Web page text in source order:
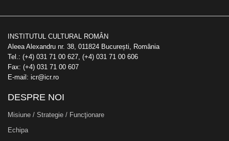
INSTITUTUL CULTURAL ROMÂN
Aleea Alexandru nr. 38, 011824 București, România
Tel.: (+4) 031 71 00 627, (+4) 031 71 00 606
Fax: (+4) 031 71 00 607
E-mail: icr@icr.ro
DESPRE NOI
Misiune / Strategie / Funcţionare
Echipa